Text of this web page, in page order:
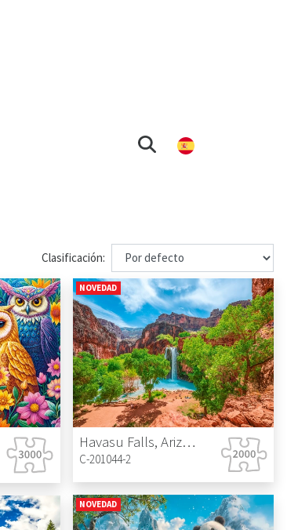
Clasificación:
NOVEDAD
Havasu Falls, Arizona, USA
C-201044-2
NOVEDAD